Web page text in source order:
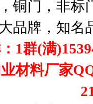
铜门，非
品牌，知名
1群(满
材料厂家